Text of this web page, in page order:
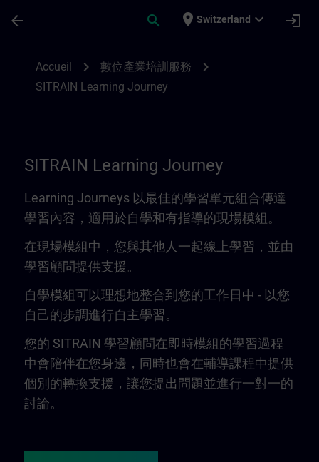
arrow_back search place Switzerland expand_more login
Accueil chevron_right 數位產業培訓服務 chevron_right
SITRAIN Learning Journey
SITRAIN Learning Journey
Learning Journeys 以最佳的學習單元組合傳達
學習內容，適用於自學和有指導的現場模組。
在現場模組中，您與其他人一起線上學習，並由
學習顧問提供支援。
自學模組可以理想地整合到您的工作日中 - 以您
自己的步調進行自主學習。
您的 SITRAIN 學習顧問在即時模組的學習過程
中會陪伴在您身邊，同時也會在輔導課程中提供
個別的轉換支援，讓您提出問題並進行一對一的
討論。